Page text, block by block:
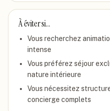
À éviter si…
Vous recherchez
intense
Vous préférez séjour
nature intérieure
Vous nécessitez
concierge complets